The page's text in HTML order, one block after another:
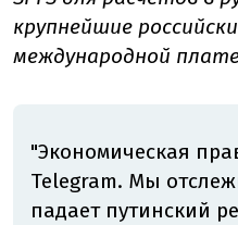
крупнейшие
международной
"Экономическая
Telegram. Мы
падает путинский